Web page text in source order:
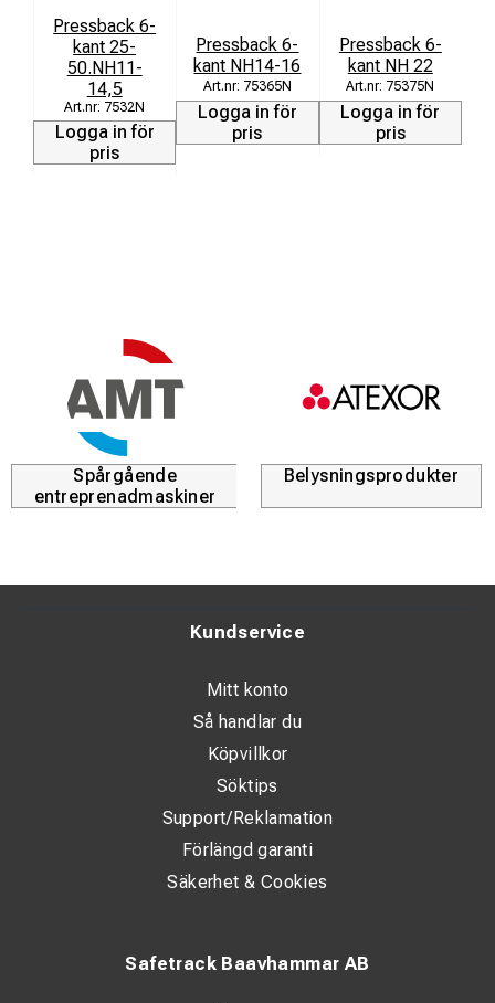
Pressback 6-
kant 25-
50.NH11-
14,5
7532N
Logga in för
pris
Pressback 6-
kant NH14-16
75365N
Logga in för
pris
Pressback 6-
kant NH 22
75375N
Logga in för
pris
Spårgående
entreprenadmaskiner
Belysningsprodukter
Safetrack Baavhammar AB
Kundservice
Mitt konto
Så handlar du
Köpvillkor
Söktips
Support/Reklamation
Förlängd garanti
Säkerhet & Cookies